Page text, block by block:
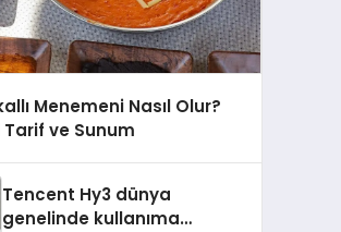
Menemeni Nasıl Olur?
ve Sunum
Tencent Hy3 dünya
genelinde kullanıma